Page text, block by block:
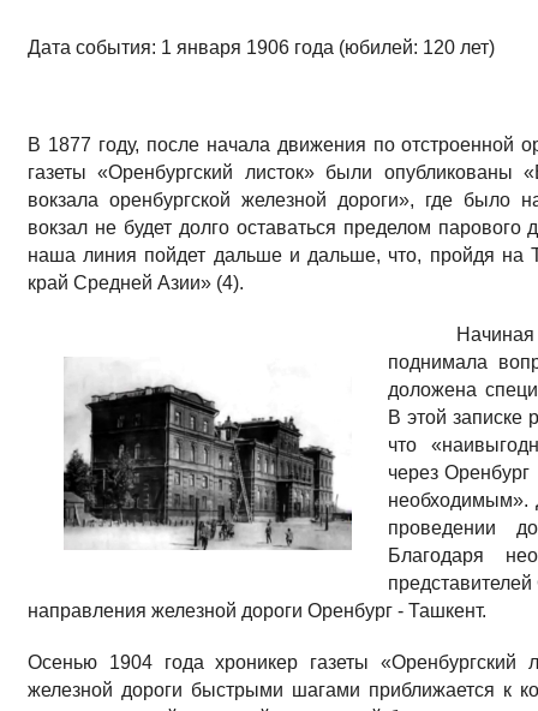
Дата события: 1 января 1906 года (юбилей: 120 лет)
В 1877 году, после начала движения по отстроенной
газеты «Оренбургский листок» были
вокзала оренбургской железной дороги», где было
вокзал не будет долго оставаться пределом
наша линия пойдет дальше и дальше, что, пройдя на
край Средней Азии» (4).
поднимала
доложена
В этой записке
что
через
необходимым».
проведении
Благодаря
направления железной дороги Оренбург - Ташкент.
Осенью 1904 года хроникер газеты «Оренбургский
железной дороги быстрыми шагами приближается к